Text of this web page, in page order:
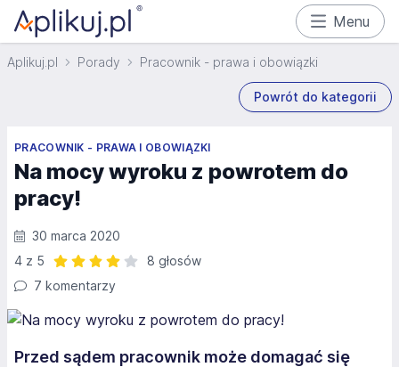
Menu
Aplikuj.pl Porady Pracownik - prawa i obowiązki
Powrót do kategorii
PRACOWNIK - PRAWA I OBOWIĄZKI
Na mocy wyroku z powrotem do
pracy!
30 marca 2020
4 z 5
8 głosów
7 komentarzy
Przed sądem pracownik może domagać się